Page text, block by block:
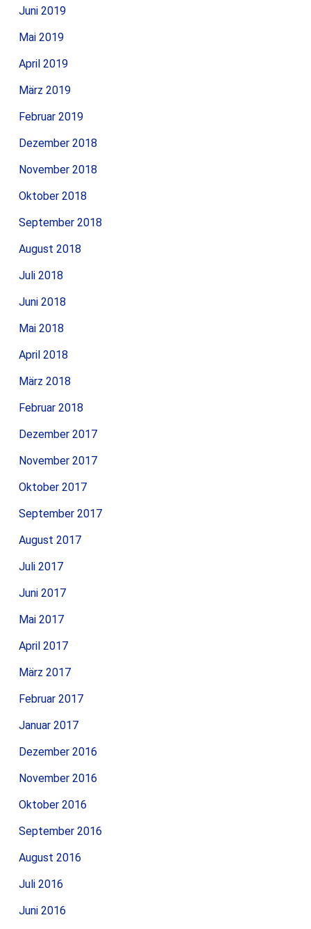
Juni 2019
Mai 2019
April 2019
März 2019
Februar 2019
Dezember 2018
November 2018
Oktober 2018
September 2018
August 2018
Juli 2018
Juni 2018
Mai 2018
April 2018
März 2018
Februar 2018
Dezember 2017
November 2017
Oktober 2017
September 2017
August 2017
Juli 2017
Juni 2017
Mai 2017
April 2017
März 2017
Februar 2017
Januar 2017
Dezember 2016
November 2016
Oktober 2016
September 2016
August 2016
Juli 2016
Juni 2016